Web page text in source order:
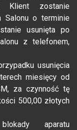
zostanie
Salonu o terminie
usunięta po
z telefonem,
usunięcia
miesięcy od
za czynność tę
500,00 złotych
aparatu